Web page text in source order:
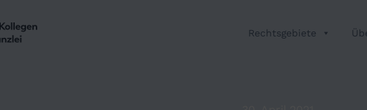
Rechtsgebiete